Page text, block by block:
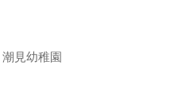
潮見幼稚園